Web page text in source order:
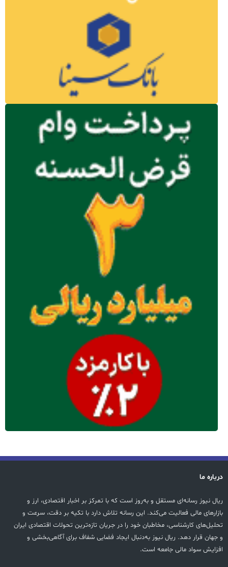
درباره ما
ریال نیوز رسانه‌ای مستقل و به‌روز است که با تمرکز بر اخبار اقتصادی، ارز و
بازارهای مالی فعالیت می‌کند. این رسانه تلاش دارد با تکیه بر دقت، سرعت و
تحلیل‌های کارشناسی، مخاطبان خود را در جریان تازه‌ترین تحولات اقتصادی ایران
و جهان قرار دهد. ریال نیوز به‌دنبال ایجاد فضایی شفاف برای آگاهی‌بخشی و
افزایش سواد مالی جامعه است.